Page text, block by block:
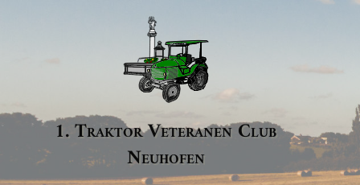
1. Traktor Veteranen Club
Neuhofen